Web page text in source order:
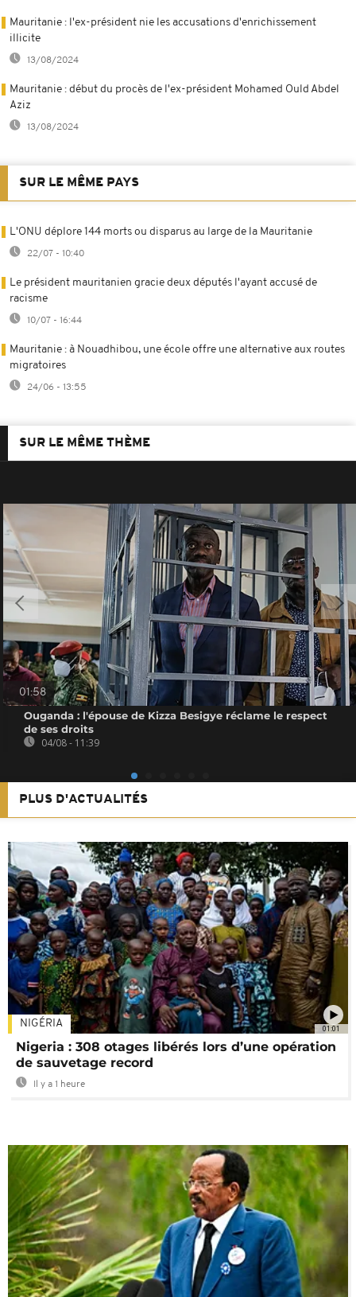
Mauritanie : l'ex-président nie les accusations d'enrichissement
illicite
13/08/2024
Mauritanie : début du procès de l'ex-président Mohamed Ould Abdel
Aziz
13/08/2024
SUR LE MÊME PAYS
L'ONU déplore 144 morts ou disparus au large de la Mauritanie
22/07 - 10:40
Le président mauritanien gracie deux députés l'ayant accusé de
racisme
10/07 - 16:44
Mauritanie : à Nouadhibou, une école offre une alternative aux routes
migratoires
24/06 - 13:55
SUR LE MÊME THÈME
01:58
Ouganda : l'épouse de Kizza Besigye réclame le respect
de ses droits
04/08 - 11:39
PLUS D'ACTUALITÉS
01:01
NIGÉRIA
Nigeria : 308 otages libérés lors d’une opération
de sauvetage record
Il y a 1 heure